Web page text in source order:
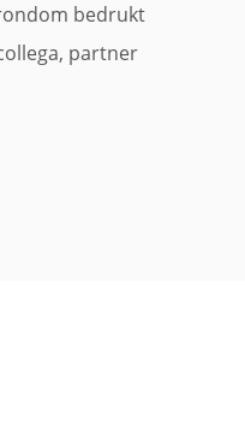
bedrukt
partner